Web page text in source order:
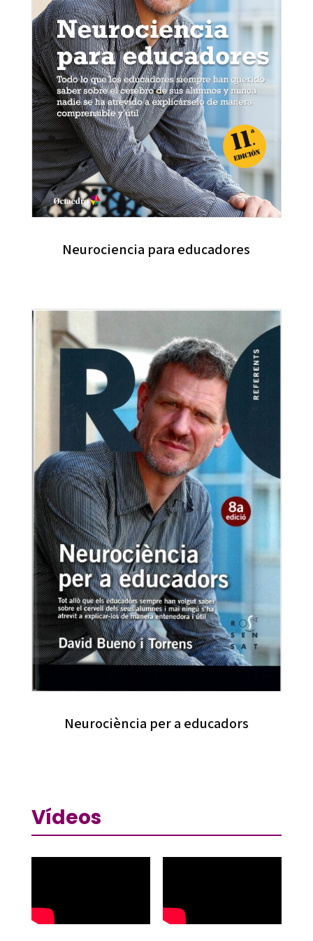
Neurociencia para educadores
Neurociència per a educadors
Vídeos